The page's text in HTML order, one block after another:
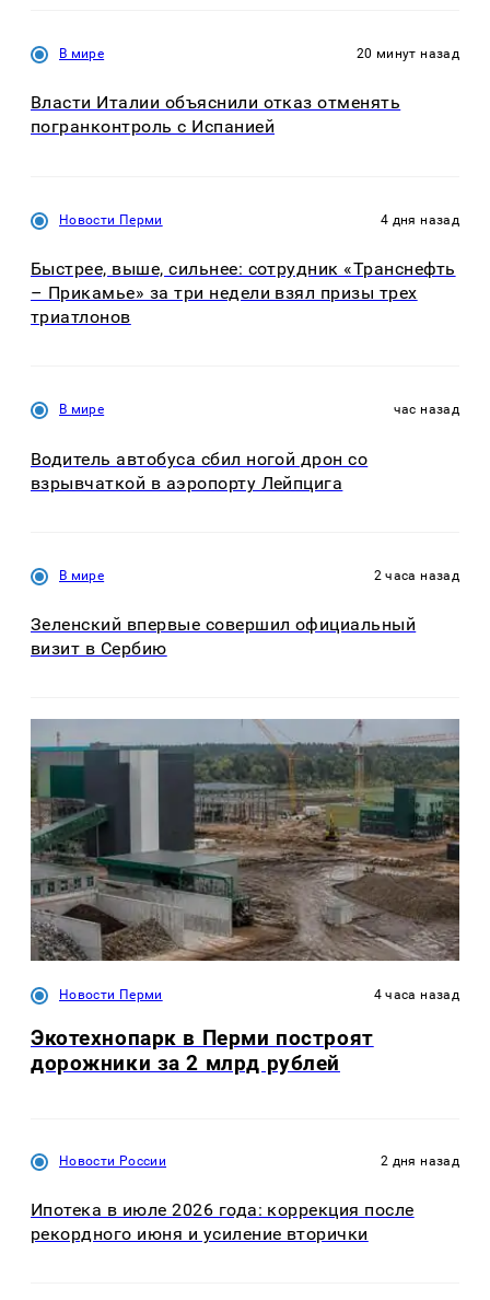
В мире 20 минут назад
Власти Италии объяснили отказ отменять
погранконтроль с Испанией
Новости Перми 4 дня назад
Быстрее, выше, сильнее: сотрудник «Транснефть
– Прикамье» за три недели взял призы трех
триатлонов
В мире час назад
Водитель автобуса сбил ногой дрон со
взрывчаткой в аэропорту Лейпцига
В мире 2 часа назад
Зеленский впервые совершил официальный
визит в Сербию
Новости Перми 4 часа назад
Экотехнопарк в Перми построят
дорожники за 2 млрд рублей
Новости России 2 дня назад
Ипотека в июле 2026 года: коррекция после
рекордного июня и усиление вторички